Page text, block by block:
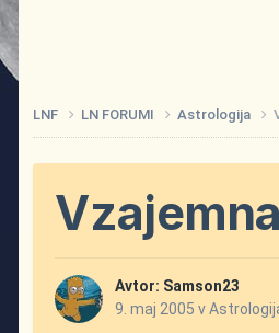
LNF LN FORUMI Astrologija
Avtor: Samson23
9. maj 2005 v